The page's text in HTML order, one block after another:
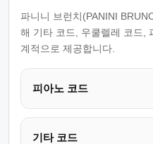
파니니 브런치(PANINI
해 기타 코드, 우쿨렐레 코드,
계적으로 제공합니다.
피아노 코드
기타 코드